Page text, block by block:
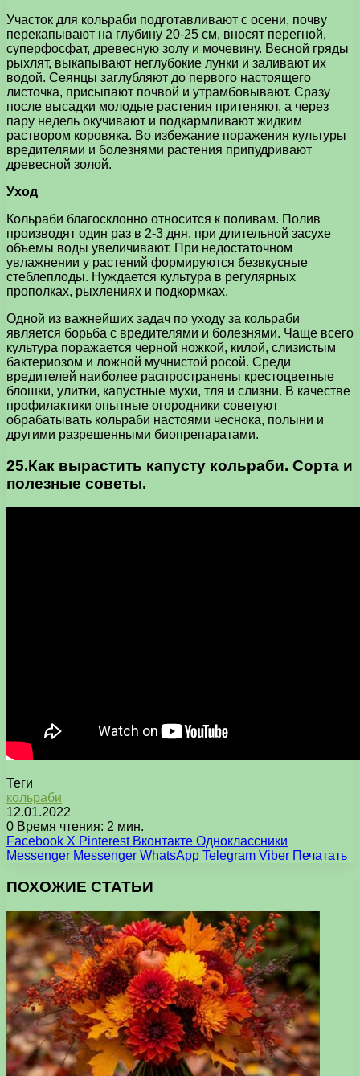
Участок для кольраби подготавливают с осени, почву
перекапывают на глубину 20-25 см, вносят перегной,
суперфосфат, древесную золу и мочевину. Весной гряды
рыхлят, выкапывают неглубокие лунки и заливают их
водой. Сеянцы заглубляют до первого настоящего
листочка, присыпают почвой и утрамбовывают. Сразу
после высадки молодые растения притеняют, а через
пару недель окучивают и подкармливают жидким
раствором коровяка. Во избежание поражения культуры
вредителями и болезнями растения припудривают
древесной золой.
Уход
Кольраби благосклонно относится к поливам. Полив
производят один раз в 2-3 дня, при длительной засухе
объемы воды увеличивают. При недостаточном
увлажнении у растений формируются безвкусные
стеблеплоды. Нуждается культура в регулярных
прополках, рыхлениях и подкормках.
Одной из важнейших задач по уходу за кольраби
является борьба с вредителями и болезнями. Чаще всего
культура поражается черной ножкой, килой, слизистым
бактериозом и ложной мучнистой росой. Среди
вредителей наиболее распространены крестоцветные
блошки, улитки, капустные мухи, тля и слизни. В качестве
профилактики опытные огородники советуют
обрабатывать кольраби настоями чеснока, полыни и
другими разрешенными биопрепаратами.
25.Как вырастить капусту кольраби. Сорта и
полезные советы.
Теги
кольраби
12.01.2022
0 Время чтения: 2 мин.
Facebook X Pinterest Вконтакте Одноклассники
Messenger Messenger WhatsApp Telegram Viber Печатать
ПОХОЖИЕ СТАТЬИ